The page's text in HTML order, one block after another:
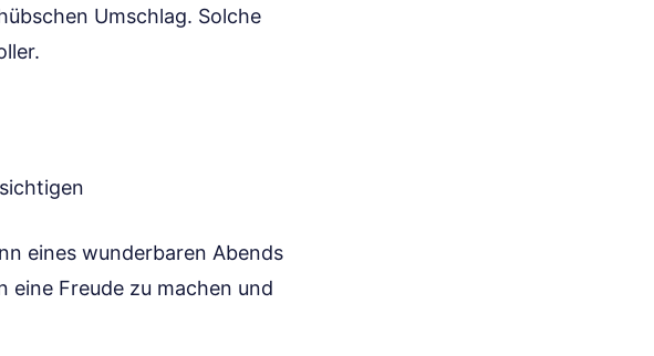
Umschlag. Solche
eines wunderbaren Abends
eine Freude zu machen und